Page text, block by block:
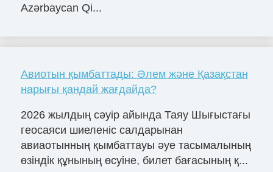
Azərbaycan Qi...
Авиотын қымбаттады: Әлем және Қазақстан
нарығы қандай жағдайда?
2026 жылдың сәуір айында Таяу Шығыстағы
геосаяси шиеленіс салдарынан
авиаотынның қымбаттауы әуе тасымалының
өзіндік құнының өсуіне, билет бағасының қ...